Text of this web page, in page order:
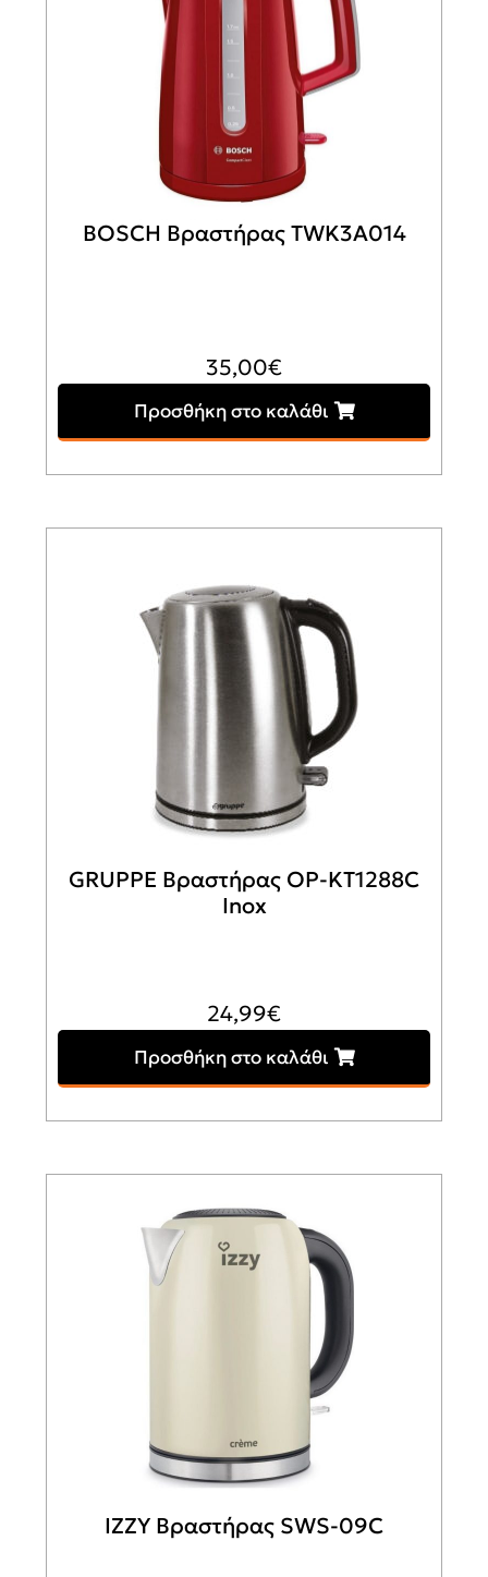
BOSCH Βραστήρας TWK3A014
35,00€
Προσθήκη στο καλάθι
GRUPPE Βραστήρας OP-KT1288C
Inox
24,99€
Προσθήκη στο καλάθι
IZZY Βραστήρας SWS-09C